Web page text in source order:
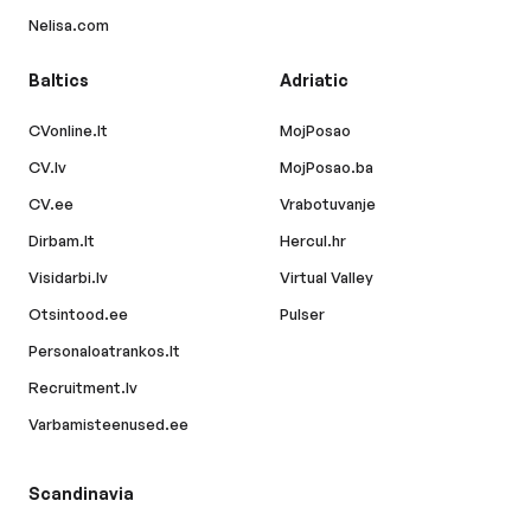
Nelisa.com
Baltics
CVonline.lt
CV.lv
CV.ee
Dirbam.lt
Visidarbi.lv
Otsintood.ee
Personaloatrankos.lt
Recruitment.lv
Varbamisteenused.ee
Adriatic
MojPosao
MojPosao.ba
Vrabotuvanje
Hercul.hr
Virtual Valley
Pulser
Scandinavia